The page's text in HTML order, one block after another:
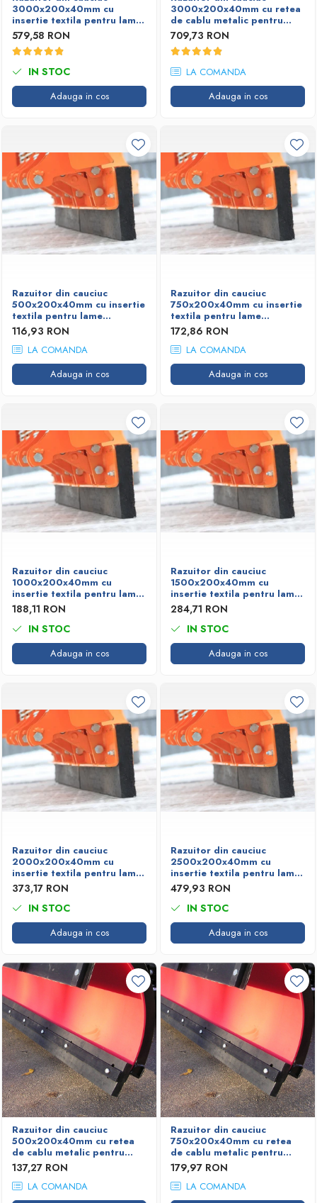
Garnituri racord filetat
Garnituri tip flanse
Pentru etansari cu gauri de trecere a
prezoanelor (full face) conform DIN
86071
Pentru flanse plate cu umar (RF) conform
DIN 2690
3000x200x40mm cu
insertie textila pentru lame
deszapezire
579,58 RON
IN STOC
Adauga in cos
3000x200x40mm cu retea
de cablu metalic pentru
lame deszapezire
709,73 RON
LA COMANDA
Adauga in cos
Razuitor din cauciuc
500x200x40mm cu insertie
textila pentru lame
deszapezire
116,93 RON
LA COMANDA
Adauga in cos
Razuitor din cauciuc
750x200x40mm cu insertie
textila pentru lame
deszapezire
172,86 RON
LA COMANDA
Adauga in cos
Razuitor din cauciuc
1000x200x40mm cu
insertie textila pentru lame
deszapezire
188,11 RON
IN STOC
Adauga in cos
Razuitor din cauciuc
1500x200x40mm cu
insertie textila pentru lame
deszapezire
284,71 RON
IN STOC
Adauga in cos
Razuitor din cauciuc
2000x200x40mm cu
insertie textila pentru lame
deszapezire
373,17 RON
IN STOC
Adauga in cos
Razuitor din cauciuc
2500x200x40mm cu
insertie textila pentru lame
deszapezire
479,93 RON
IN STOC
Adauga in cos
Razuitor din cauciuc
500x200x40mm cu retea
de cablu metalic pentru
lame deszapezire
137,27 RON
LA COMANDA
Razuitor din cauciuc
750x200x40mm cu retea
de cablu metalic pentru
lame deszapezire
179,97 RON
LA COMANDA